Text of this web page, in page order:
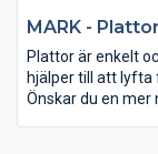
MARK - Plattor
Plattor är enkelt
hjälper till att lyfta
Önskar du en